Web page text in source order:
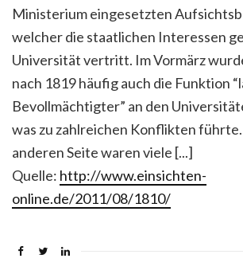
Ministerium eingesetzten
welcher die staatlichen Interessen
Universität vertritt. Im Vormärz
nach 1819 häufig auch die Funktion
Bevollmächtigter” an den
was zu zahlreichen Konflikten
anderen Seite waren viele [...]
Quelle: http://www.einsichten-
online.de/2011/08/1810/